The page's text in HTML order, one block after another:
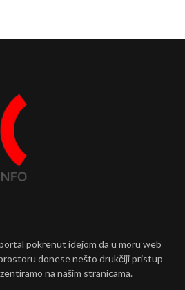
pokrenut idejom da u moru web
donese nešto drukčiji pristup
na našim stranicama.